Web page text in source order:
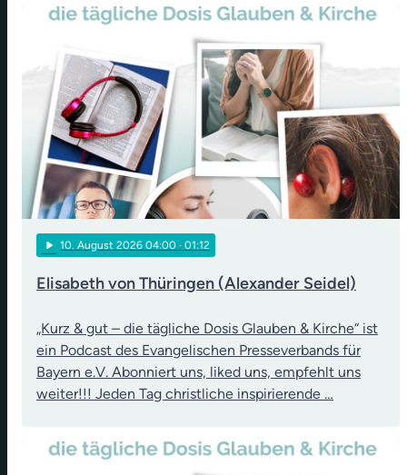
play_arrow 10. August 2026 04:00 · 01:12
Elisabeth von Thüringen (Alexander Seidel)
„Kurz & gut – die tägliche Dosis Glauben & Kirche“ ist
ein Podcast des Evangelischen Presseverbands für
Bayern e.V. Abonniert uns, liked uns, empfehlt uns
weiter!!! Jeden Tag christliche inspirierende …